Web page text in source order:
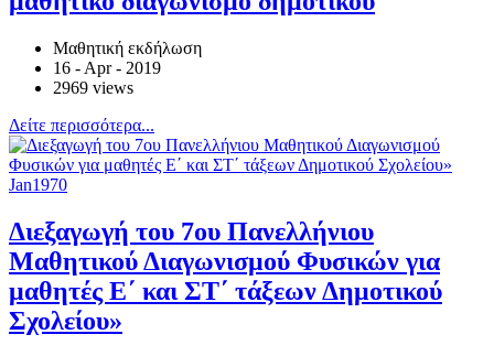
Μαθητική εκδήλωση
16 - Apr - 2019
2969 views
Δείτε περισσότερα...
Jan1970
Διεξαγωγή του 7ου Πανελλήνιου
Μαθητικού Διαγωνισμού Φυσικών για
μαθητές Ε΄ και ΣΤ΄ τάξεων Δημοτικού
Σχολείου»